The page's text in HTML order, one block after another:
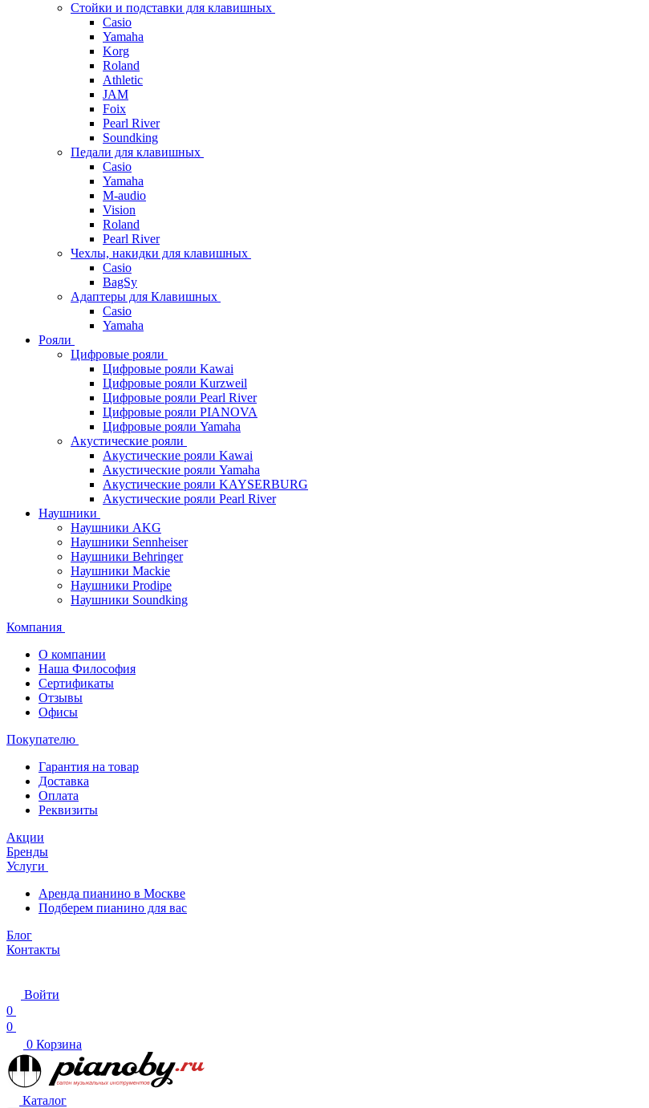
Стойки и подставки для клавишных
Casio
Yamaha
Korg
Roland
Athletic
JAM
Foix
Pearl River
Soundking
Педали для клавишных
Casio
Yamaha
M-audio
Vision
Roland
Pearl River
Чехлы, накидки для клавишных
Casio
BagSy
Адаптеры для Клавишных
Casio
Yamaha
Рояли
Цифровые рояли
Цифровые рояли Kawai
Цифровые рояли Kurzweil
Цифровые рояли Pearl River
Цифровые рояли PIANOVA
Цифровые рояли Yamaha
Акустические рояли
Акустические рояли Kawai
Акустические рояли Yamaha
Акустические рояли KAYSERBURG
Акустические рояли Pearl River
Наушники
Наушники AKG
Наушники Sennheiser
Наушники Behringer
Наушники Mackie
Наушники Prodipe
Наушники Soundking
Компания
О компании
Наша Философия
Сертификаты
Отзывы
Офисы
Покупателю
Гарантия на товар
Доставка
Оплата
Реквизиты
Акции
Бренды
Услуги
Аренда пианино в Москве
Подберем пианино для вас
Блог
Контакты
Войти
0
0
0 Корзина
Каталог